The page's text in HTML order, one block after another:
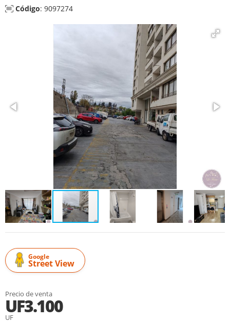
Código: 9097274
Google
Street View
Precio de venta
UF3.100
UF